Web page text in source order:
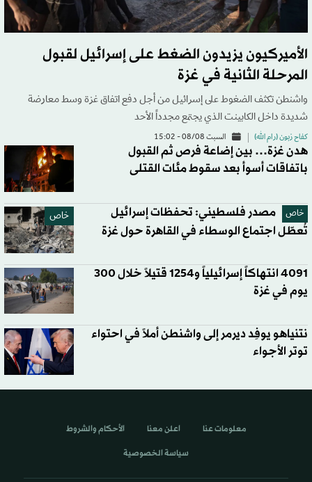
الأميركيون يزيدون الضغط على إسرائيل لقبول
المرحلة الثانية في غزة
واشنطن تكثف الضغوط على إسرائيل من أجل دفع اتفاق غزة وسط معارضة
شديدة داخل الكابينت الذي يجتمع مجدداً الأحد
كفاح زبون (رام الله) السبت 08/08 - 15:02
هدن غزة… بين إضاعة فرص ثم القبول
باتفاقات أسوأ بعد سقوط مئات القتلى
خاص خاص
مصدر فلسطيني: تحفظات إسرائيل
تُعطّل اجتماع الوسطاء في القاهرة حول غزة
4091 انتهاكاً إسرائيلياً و1254 قتيلاً خلال 300
يوم في غزة
نتنياهو يوفِد ديرمر إلى واشنطن أملاً في احتواء
توتر الأجواء
معلومات عنا اعلن معنا الأحكام والشروط
سياسة الخصوصية